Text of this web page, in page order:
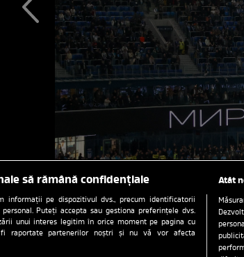
să rămână confidențiale
informații pe dispozitivul dvs., precum identificatorii
Puteți accepta sau gestiona preferințele dvs.
unui interes legitim în orice moment pe pagina cu
raportate partenerilor noștri și nu vă vor afecta
Atât